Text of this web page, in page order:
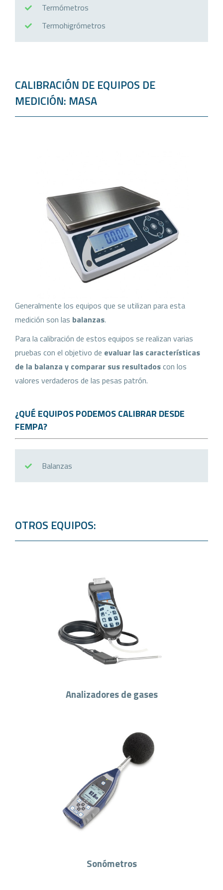
Termómetros
Termohigrómetros
CALIBRACIÓN DE EQUIPOS DE
MEDICIÓN: MASA
Generalmente los equipos que se utilizan para esta
medición son las balanzas.
Para la calibración de estos equipos se realizan varias
pruebas con el objetivo de evaluar las características
de la balanza y comparar sus resultadoscon los
valores verdaderos de las pesas patrón.
¿QUÉ EQUIPOS PODEMOS CALIBRAR DESDE
FEMPA?
Balanzas
OTROS EQUIPOS:
Analizadores de gases
Sonómetros